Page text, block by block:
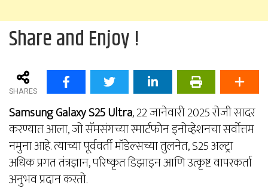
Share and Enjoy !
SHARES
Samsung Galaxy S25 Ultra, 22 जानेवारी 2025 रोजी सादर
करण्यात आला, जो सॅमसंगच्या स्मार्टफोन इनोव्हेशनचा सर्वोत्तम
नमुना आहे. त्याच्या पूर्ववर्ती मॉडेल्सच्या तुलनेत, S25 अल्ट्रा
अधिक प्रगत तंत्रज्ञान, परिष्कृत डिझाइन आणि उत्कृष्ट वापरकर्ता
अनुभव प्रदान करतो.